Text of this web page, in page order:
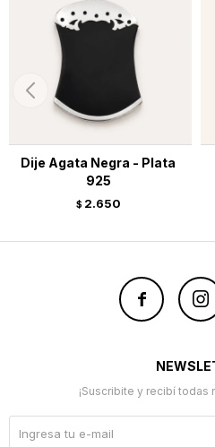
Dije Agata Negra - Plata
925
$ 2.650
 
¡Suscribite y recibí todas